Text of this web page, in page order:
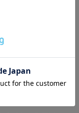
品并完成邮送。
将其送达到世界各